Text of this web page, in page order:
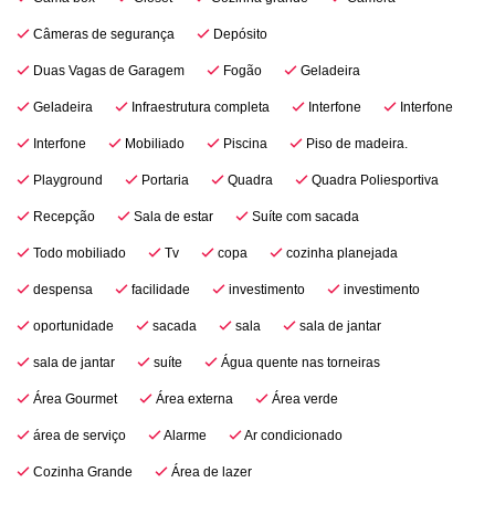
Câmeras de segurança Depósito
Duas Vagas de Garagem Fogão Geladeira
Geladeira Infraestrutura completa Interfone Interfone
Interfone Mobiliado Piscina Piso de madeira.
Playground Portaria Quadra Quadra Poliesportiva
Recepção Sala de estar Suíte com sacada
Todo mobiliado Tv copa cozinha planejada
despensa facilidade investimento investimento
oportunidade sacada sala sala de jantar
sala de jantar suíte Água quente nas torneiras
Área Gourmet Área externa Área verde
área de serviço Alarme Ar condicionado
Cozinha Grande Área de lazer